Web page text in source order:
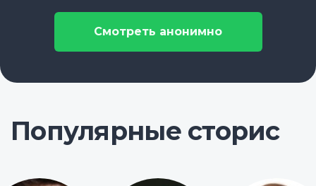
Смотреть анонимно
Популярные сторис